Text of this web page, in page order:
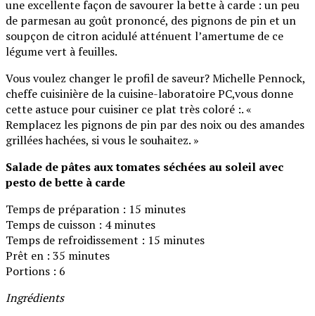
une excellente façon de savourer la bette à carde : un peu
de parmesan au goût prononcé, des pignons de pin et un
soupçon de citron acidulé atténuent l’amertume de ce
légume vert à feuilles.
Vous voulez changer le profil de saveur? Michelle Pennock,
cheffe cuisinière de la cuisine-laboratoire PC,vous donne
cette astuce pour cuisiner ce plat très coloré :. «
Remplacez les pignons de pin par des noix ou des amandes
grillées hachées, si vous le souhaitez. »
Salade de pâtes aux tomates séchées au soleil avec
pesto de bette à carde
Temps de préparation : 15 minutes
Temps de cuisson : 4 minutes
Temps de refroidissement : 15 minutes
Prêt en : 35 minutes
Portions : 6
Ingrédients